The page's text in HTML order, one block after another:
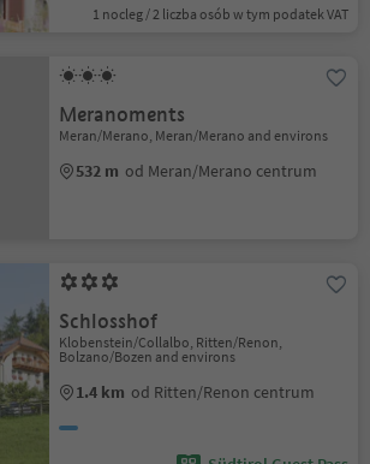
1 nocleg / 2 liczba osób w tym podatek VAT
Meranoments
Meran/Merano, Meran/Merano and environs
532 m od Meran/Merano centrum
Schlosshof
Klobenstein/Collalbo, Ritten/Renon,
Bolzano/Bozen and environs
1.4 km od Ritten/Renon centrum